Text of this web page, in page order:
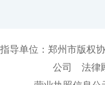
指导单位：郑州市版权
公司 法律